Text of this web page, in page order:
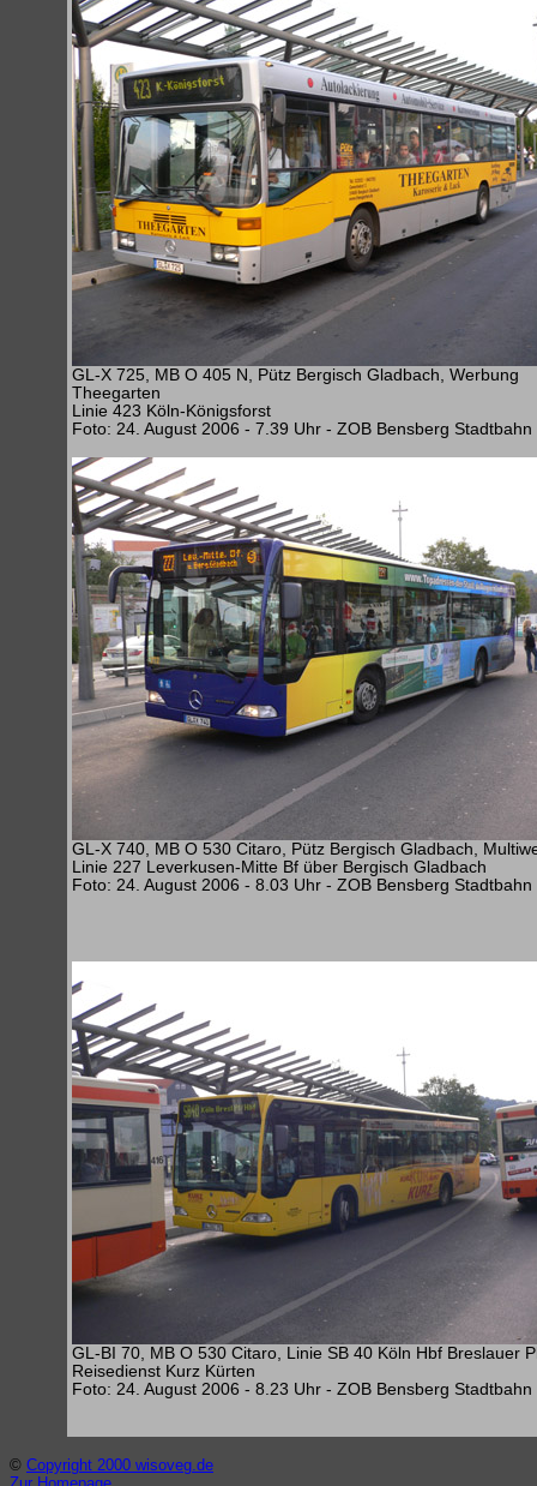
GL-X 725, MB O 405 N, Pütz Bergisch Gladbach, Werbung
Theegarten
Linie 423 Köln-Königsforst
Foto: 24. August 2006 - 7.39 Uhr - ZOB Bensberg Stadtbahn
GL-X 740, MB O 530 Citaro, Pütz Bergisch Gladbach,
Linie 227 Leverkusen-Mitte Bf über Bergisch Gladbach
Foto: 24. August 2006 - 8.03 Uhr - ZOB Bensberg Stadtbahn
GL-BI 70, MB O 530 Citaro, Linie SB 40 Köln Hbf Breslauer
Reisedienst Kurz Kürten
Foto: 24. August 2006 - 8.23 Uhr - ZOB Bensberg Stadtbahn
© Copyright 2000 wisoveg.de